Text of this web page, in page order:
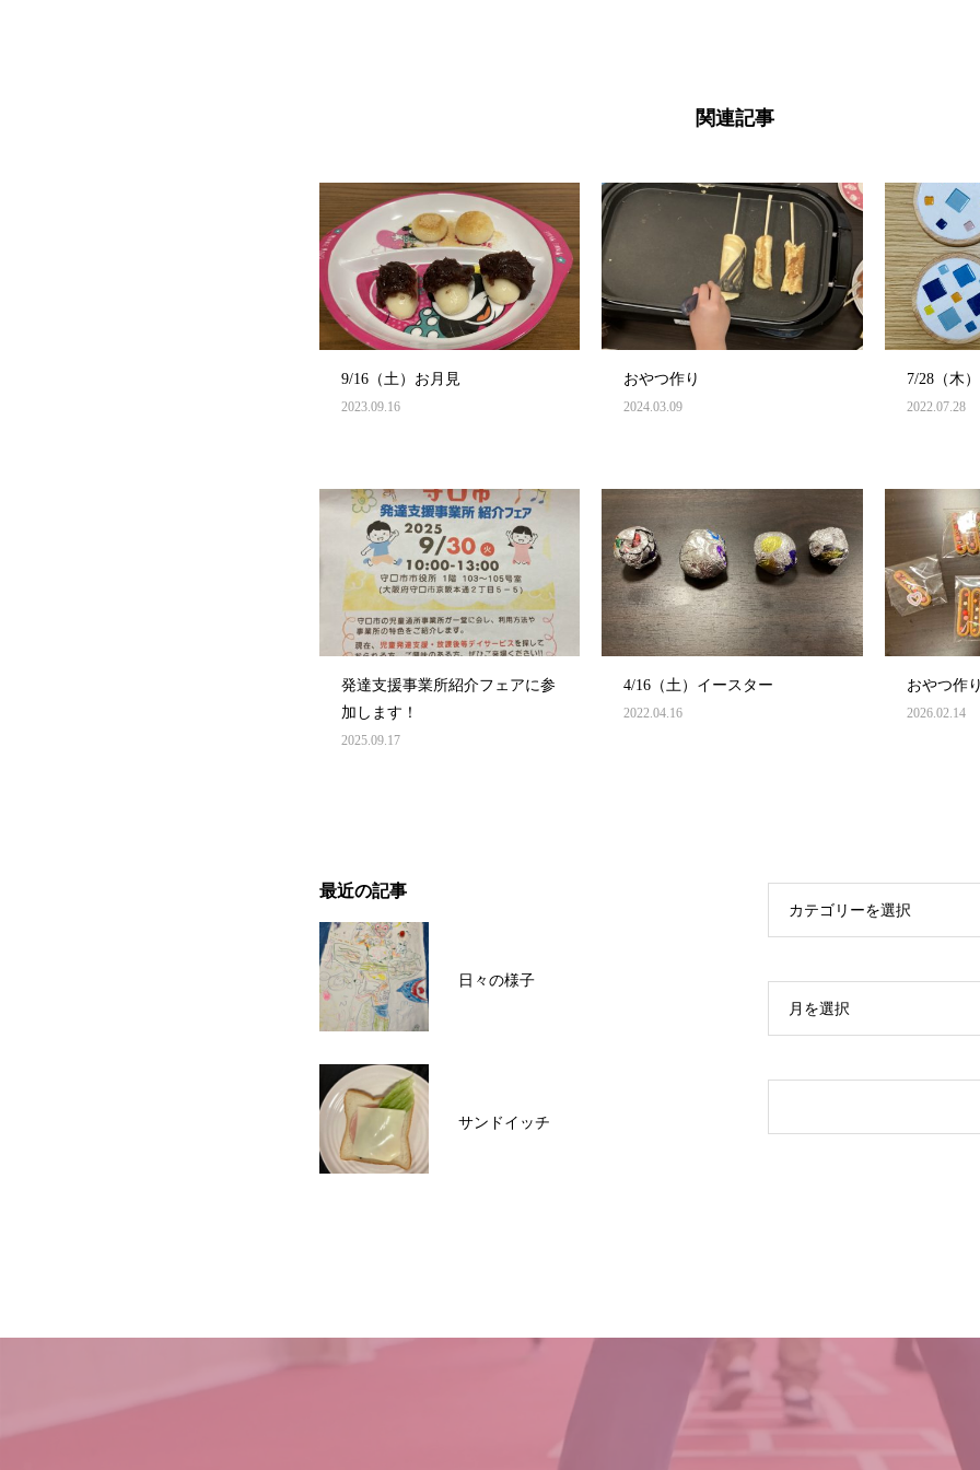
関連記事
9/16（土）お月見
2023.09.16
おやつ作り
2024.03.09
7/28（木
2022.07.28
発達支援事業所紹介フェアに参
加します！
2025.09.17
4/16（土）イースター
2022.04.16
おやつ作
2026.02.14
最近の記事
日々の様子
サンドイッチ
カテゴリーを選択
月を選択